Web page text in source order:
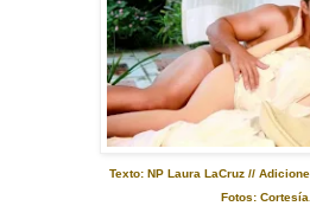
Texto: NP Laura LaCruz //
Fotos: Cortesía.